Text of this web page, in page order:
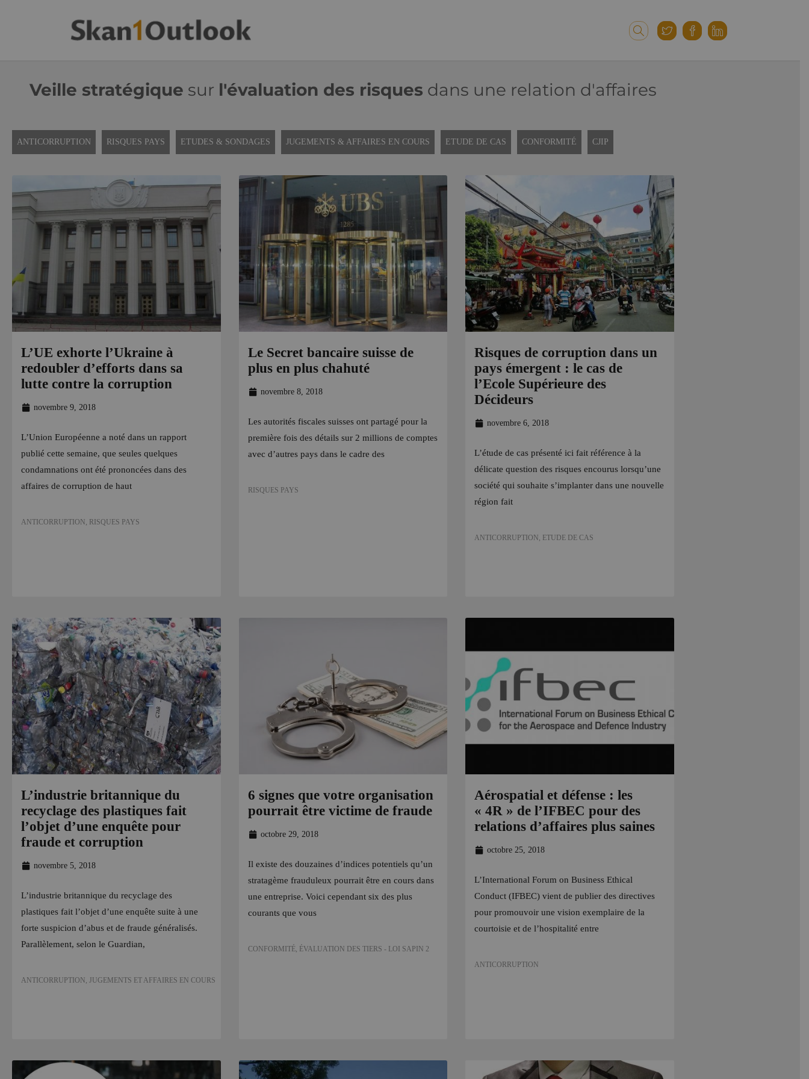
Veille stratégique sur l'évaluation des risques dans une relation d'affaires
ANTICORRUPTION RISQUES PAYS ETUDES & SONDAGES JUGEMENTS & AFFAIRES EN COURS ETUDE DE CAS CONFORMITÉ CJIP
L’UE exhorte l’Ukraine à
redoubler d’efforts dans sa
lutte contre la corruption
novembre 9, 2018
L’Union Européenne a noté dans un rapport
publié cette semaine, que seules quelques
condamnations ont été prononcées dans des
affaires de corruption de haut
ANTICORRUPTION , RISQUES PAYS
Le Secret bancaire suisse de
plus en plus chahuté
novembre 8, 2018
Les autorités fiscales suisses ont partagé pour la
première fois des détails sur 2 millions de comptes
avec d’autres pays dans le cadre des
RISQUES PAYS
Risques de corruption dans un
pays émergent : le cas de
l’Ecole Supérieure des
Décideurs
novembre 6, 2018
L’étude de cas présenté ici fait référence à la
délicate question des risques encourus lorsqu’une
société qui souhaite s’implanter dans une nouvelle
région fait
ANTICORRUPTION , ETUDE DE CAS
L’industrie britannique du
recyclage des plastiques fait
l’objet d’une enquête pour
fraude et corruption
novembre 5, 2018
L’industrie britannique du recyclage des
plastiques fait l’objet d’une enquête suite à une
forte suspicion d’abus et de fraude généralisés.
Parallèlement, selon le Guardian,
ANTICORRUPTION , JUGEMENTS ET AFFAIRES EN COURS
6 signes que votre organisation
pourrait être victime de fraude
octobre 29, 2018
Il existe des douzaines d’indices potentiels qu’un
stratagème frauduleux pourrait être en cours dans
une entreprise. Voici cependant six des plus
courants que vous
CONFORMITÉ, ÉVALUATION DES TIERS - LOI SAPIN 2
Aérospatial et défense : les
« 4R » de l’IFBEC pour des
relations d’affaires plus saines
octobre 25, 2018
L’International Forum on Business Ethical
Conduct (IFBEC) vient de publier des directives
pour promouvoir une vision exemplaire de la
courtoisie et de l’hospitalité entre
ANTICORRUPTION